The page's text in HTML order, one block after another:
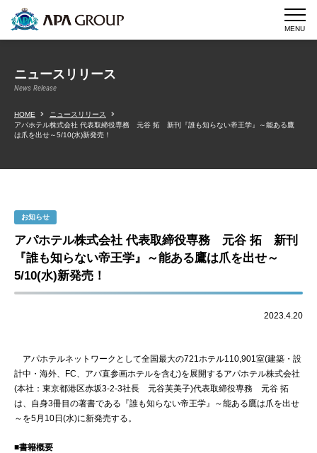
MENU
ニュースリリース
News Release
HOME
ニュースリリース
アパホテル株式会社 代表取締役専務 元谷 拓 新刊『誰も知らない帝王学』～能ある鷹
は爪を出せ～5/10(水)新発売！
お知らせ
アパホテル株式会社 代表取締役専務 元谷 拓 新刊
『誰も知らない帝王学』～能ある鷹は爪を出せ～
5/10(水)新発売！
2023.4.20
アパホテルネットワークとして全国最大の721ホテル110,901室(建築・設
計中・海外、FC、アパ直参画ホテルを含む)を展開するアパホテル株式会社
(本社：東京都港区赤坂3-2-3社長 元谷芙美子)代表取締役専務 元谷 拓
は、自身3冊目の著書である『誰も知らない帝王学』～能ある鷹は爪を出せ
～を5月10日(水)に新発売する。
■書籍概要